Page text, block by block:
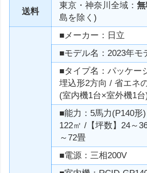
送料
東京・神奈川全域：
島を除く)
■メーカー：日立
■モデル名：2023年モ
■タイプ名：パッケー
埋込形2方向 / 省エネ
(室内機1台×室外機1台
■能力：5馬力(P140形
122㎡ /【坪数】24～
～72畳
■電源：三相200V